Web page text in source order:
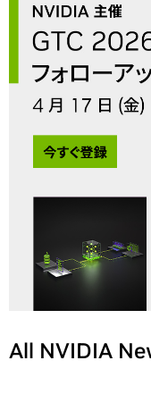
All NVIDIA